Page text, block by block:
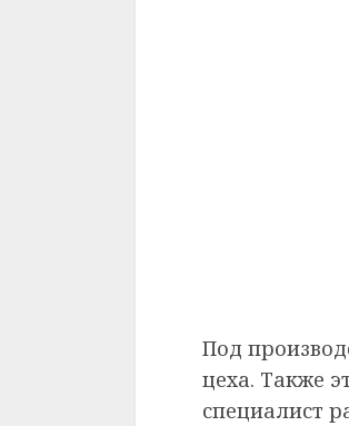
Под
цеха. Также
специалист